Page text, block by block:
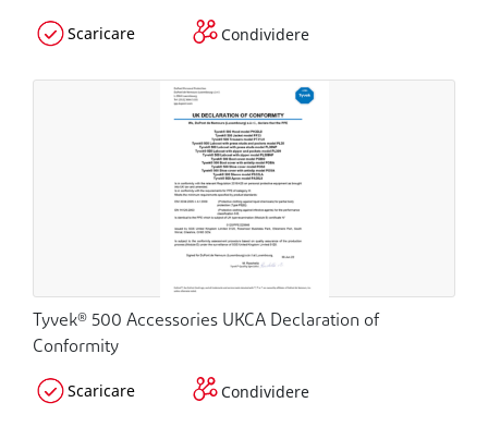
Scaricare Condividere
Tyvek® 500 Accessories UKCA Declaration of
Conformity
Scaricare Condividere